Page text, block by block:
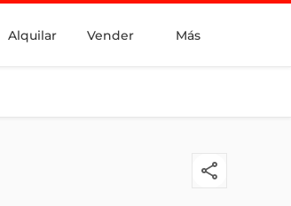
Alquilar Vender Más